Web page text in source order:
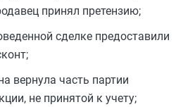
принял претензию;
сделке предоставили
вернула часть партии
не принятой к учету;